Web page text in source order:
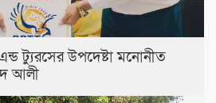
ট্যুরসের উপদেষ্টা মনোনীত
আলী